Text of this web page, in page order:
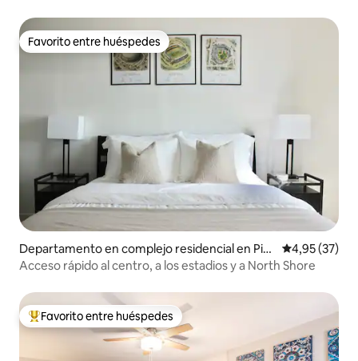
Favorito entre huéspedes
Favorito entre huéspedes
Departamento en complejo residencial en Pitt
sburgh
Calificación
4,95 (37)
Acceso rápido al centro, a los estadios y a North Shore
Favorito entre los huéspedes más destacados
Favorito entre huéspedes